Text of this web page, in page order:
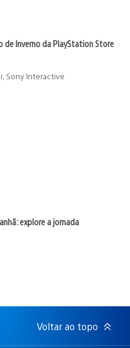
de Inverno da PlayStation Store
Sony Interactive
explore a jornada
Voltar ao topo